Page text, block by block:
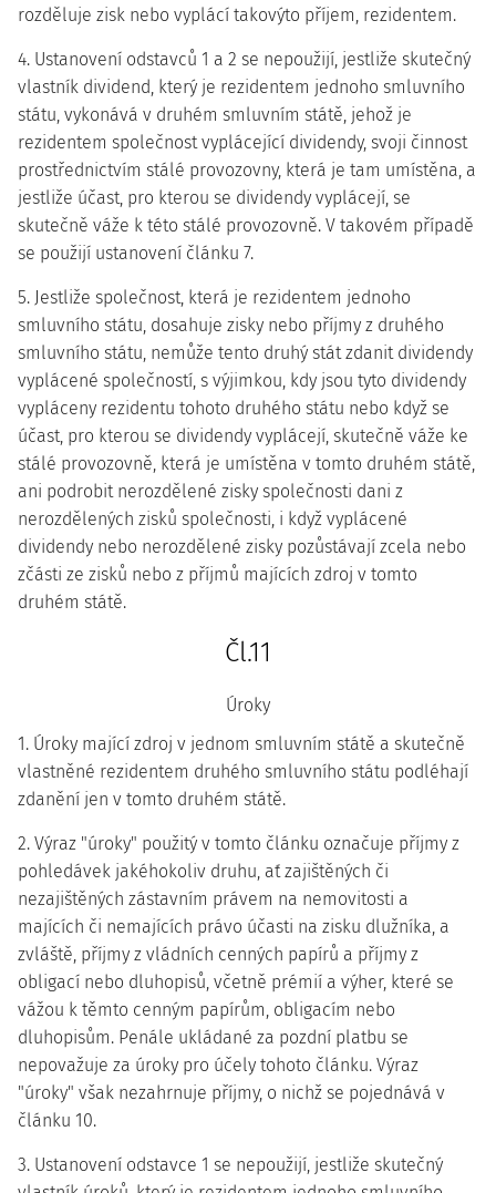
rozděluje zisk nebo vyplácí takovýto příjem, rezidentem.
4. Ustanovení odstavců 1 a 2 se nepoužijí, jestliže skutečný
vlastník dividend, který je rezidentem jednoho smluvního
státu, vykonává v druhém smluvním státě, jehož je
rezidentem společnost vyplácející dividendy, svoji činnost
prostřednictvím stálé provozovny, která je tam umístěna, a
jestliže účast, pro kterou se dividendy vyplácejí, se
skutečně váže k této stálé provozovně. V takovém případě
se použijí ustanovení článku 7.
5. Jestliže společnost, která je rezidentem jednoho
smluvního státu, dosahuje zisky nebo příjmy z druhého
smluvního státu, nemůže tento druhý stát zdanit dividendy
vyplácené společností, s výjimkou, kdy jsou tyto dividendy
vypláceny rezidentu tohoto druhého státu nebo když se
účast, pro kterou se dividendy vyplácejí, skutečně váže ke
stálé provozovně, která je umístěna v tomto druhém státě,
ani podrobit nerozdělené zisky společnosti dani z
nerozdělených zisků společnosti, i když vyplácené
dividendy nebo nerozdělené zisky pozůstávají zcela nebo
zčásti ze zisků nebo z příjmů majících zdroj v tomto
druhém státě.
Čl.11
Úroky
1. Úroky mající zdroj v jednom smluvním státě a skutečně
vlastněné rezidentem druhého smluvního státu podléhají
zdanění jen v tomto druhém státě.
2. Výraz "úroky" použitý v tomto článku označuje příjmy z
pohledávek jakéhokoliv druhu, ať zajištěných či
nezajištěných zástavním právem na nemovitosti a
majících či nemajících právo účasti na zisku dlužníka, a
zvláště, příjmy z vládních cenných papírů a příjmy z
obligací nebo dluhopisů, včetně prémií a výher, které se
vážou k těmto cenným papírům, obligacím nebo
dluhopisům. Penále ukládané za pozdní platbu se
nepovažuje za úroky pro účely tohoto článku. Výraz
"úroky" však nezahrnuje příjmy, o nichž se pojednává v
článku 10.
3. Ustanovení odstavce 1 se nepoužijí, jestliže skutečný